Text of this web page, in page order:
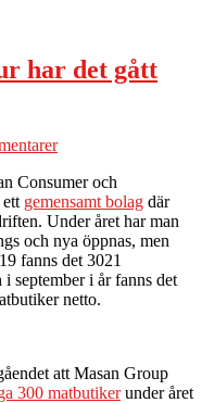
har det gått
Consumer och
gemensamt bolag där
Under året har man
och nya öppnas, men
fanns det 3021
september i år fanns det
netto.
att Masan Group
300 matbutikerunder året